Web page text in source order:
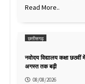
Read More..
छत्तीसगढ़
नवोदय विद्यालय कक्षा
अगस्त तक बढ़ी
08/08/2026